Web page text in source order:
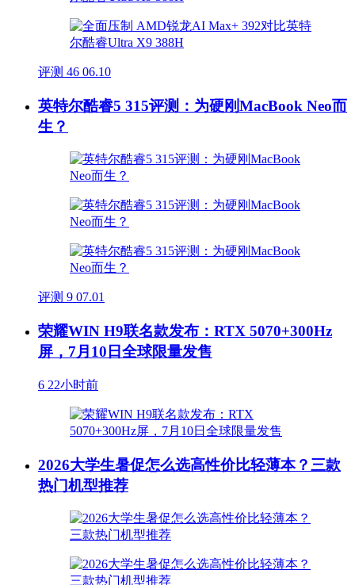
评测 46 06.10
英特尔酷睿5 315评测：为硬刚MacBook Neo而
生？
评测 9 07.01
荣耀WIN H9联名款发布：RTX 5070+300Hz
屏，7月10日全球限量发售
6 22小时前
2026大学生暑促怎么选高性价比轻薄本？三款
热门机型推荐